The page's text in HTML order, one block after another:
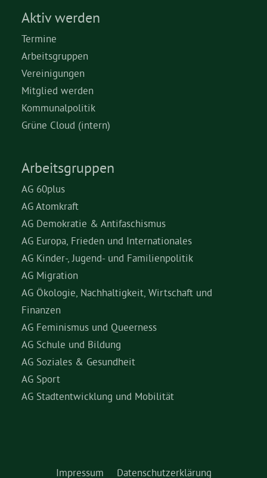
Aktiv werden
Termine
Arbeitsgruppen
Vereinigungen
Mitglied werden
Kommunalpolitik
Grüne Cloud (intern)
Arbeitsgruppen
AG 60plus
AG Atomkraft
AG Demokratie & Antifaschismus
AG Europa, Frieden und Internationales
AG Kinder-, Jugend- und Familienpolitik
AG Migration
AG Ökologie, Nachhaltigkeit, Wirtschaft und
Finanzen
AG Feminismus und Queerness
AG Schule und Bildung
AG Soziales & Gesundheit
AG Sport
AG Stadtentwicklung und Mobilität
Impressum Datenschutzerklärung